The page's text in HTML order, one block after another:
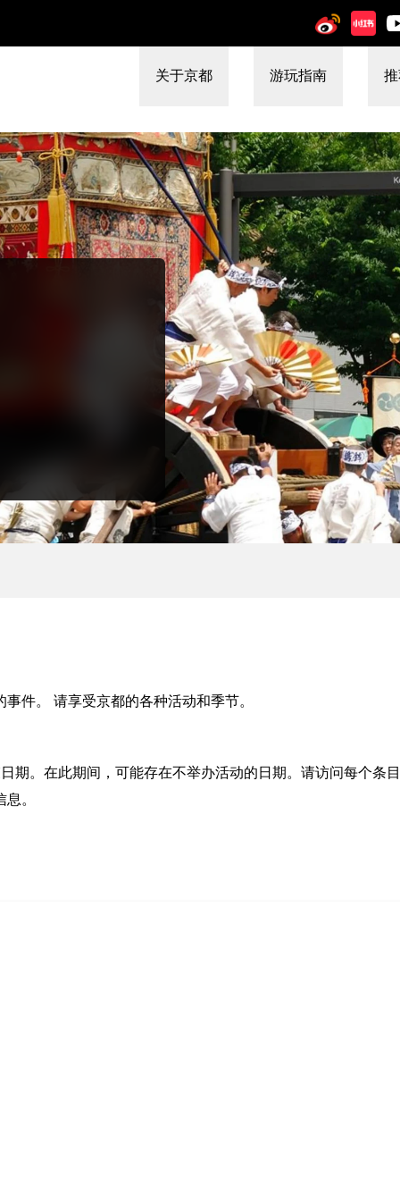
关于京都 游玩指南
件。 请享受京都的各种活动和季节。
期。在此期间，可能存在不举办活动的日期。请访问每个条
。